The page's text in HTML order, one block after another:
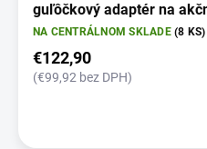
guľôčkový adaptér na
NA CENTRÁLNOM SKLADE(8 KS)
€122,90
(€99,92 bez DPH)